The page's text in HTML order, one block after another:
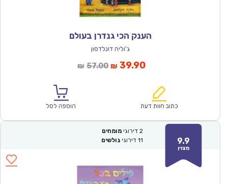
הענק הכי גנדרן בעולם
ג'וליה דונלדסון
₪ 57.00המחיר
₪57.00.
₪ 39.90המחיר
הוא:
כתוב חוות דעת הוספה לסל
9.9
מצוין
2 דירוגי מומחים
11 דירוגי גולשים